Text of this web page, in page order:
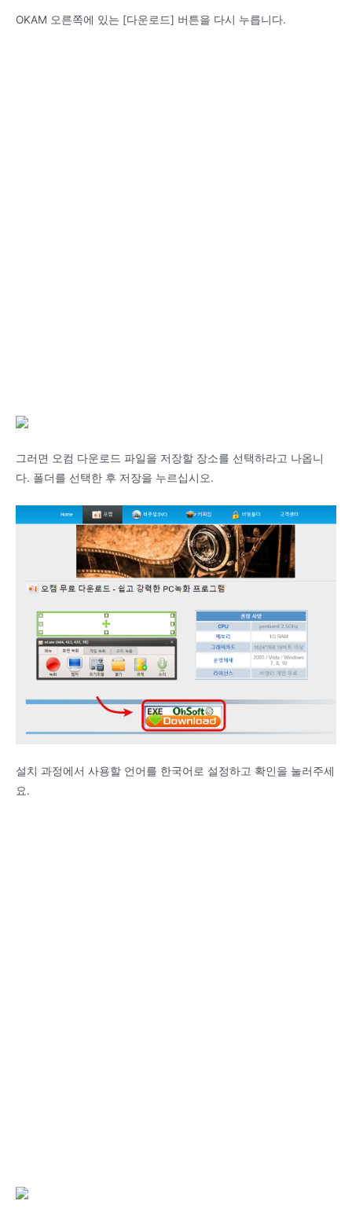
OKAM 오른쪽에 있는 [다운로드] 버튼을 다시 누릅니다.
그러면 오컴 다운로드 파일을 저장할 장소를 선택하라고 나옵니
다. 폴더를 선택한 후 저장을 누르십시오.
설치 과정에서 사용할 언어를 한국어로 설정하고 확인을 눌러주세
요.